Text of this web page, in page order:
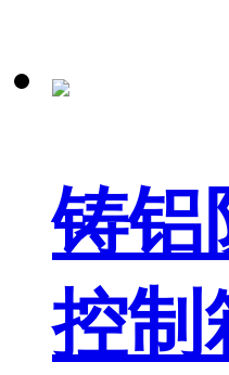
铸铝
控制